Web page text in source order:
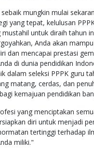
mungkin mulai
yang tepat, kelulusan
untuk diraih tahun
Anda akan
dan mencapai prestasi
di dunia pendidikan
dalam seleksi PPPK guru
matang, cerdas, dan
kemajuan pendidikan
yang menciptakan
diri untuk menjadi
tertinggi terhadap
miliki."